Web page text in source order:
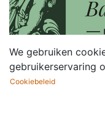
We gebruiken
gebruikerservaring
Cookiebeleid